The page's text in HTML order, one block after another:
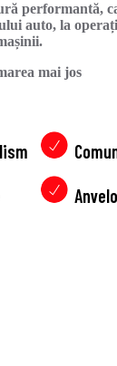
performantă,
auto, la
mai jos